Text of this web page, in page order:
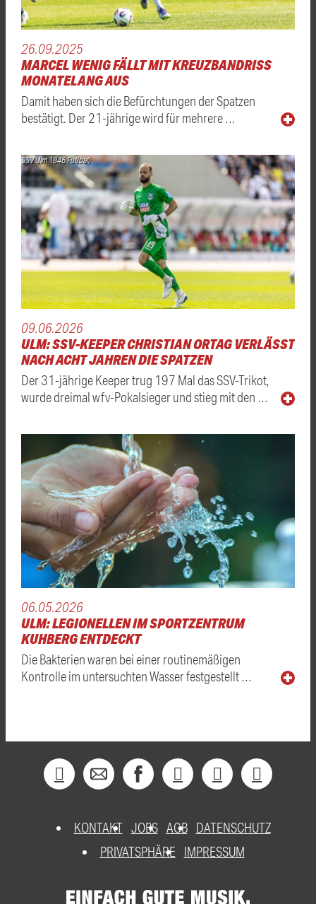
26.09.2025
MARCEL WENIG FÄLLT MIT KREUZBANDRISS
MONATELANG AUS
Damit haben sich die Befürchtungen der Spatzen
bestätigt. Der 21-jährige wird für mehrere …
SSV Ulm 1846 Fußball
09.06.2026
ULM: SSV-KEEPER CHRISTIAN ORTAG VERLÄSST
NACH ACHT JAHREN DIE SPATZEN
Der 31-jährige Keeper trug 197 Mal das SSV-Trikot,
wurde dreimal wfv-Pokalsieger und stieg mit den …
06.05.2026
ULM: LEGIONELLEN IM SPORTZENTRUM
KUHBERG ENTDECKT
Die Bakterien waren bei einer routinemäßigen
Kontrolle im untersuchten Wasser festgestellt …
KONTAKT JOBS AGB DATENSCHUTZ
PRIVATSPHÄRE
IMPRESSUM